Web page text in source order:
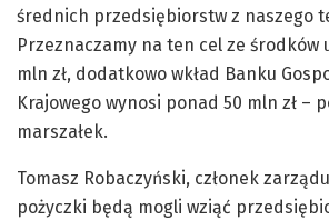
średnich przedsiębiorstw z naszego
Przeznaczamy na ten cel ze środków
mln zł, dodatkowo wkład Banku
Krajowego wynosi ponad 50 mln zł –
marszałek.
Tomasz Robaczyński, członek
pożyczki będą mogli wziąć